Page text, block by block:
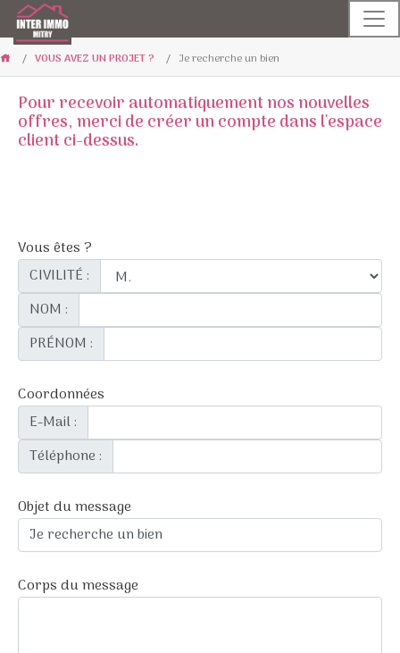
VOUS AVEZ UN PROJET ? Je recherche un bien
Pour recevoir automatiquement nos nouvelles
offres, merci de créer un compte dans l'espace
client ci-dessus.
Vous êtes ?
CIVILITÉ :
NOM :
PRÉNOM :
Coordonnées
E-Mail :
Téléphone :
Objet du message
Corps du message